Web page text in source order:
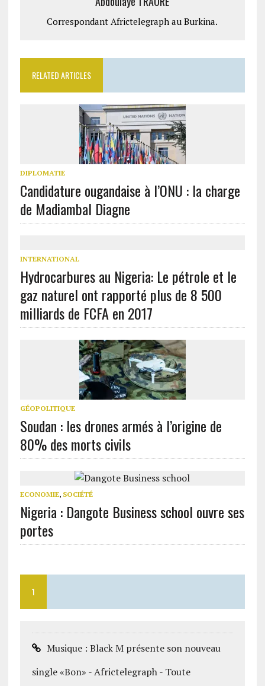
Correspondant Africtelegraph au Burkina.
RELATED ARTICLES
DIPLOMATIE
Candidature ougandaise à l’ONU : la charge
de Madiambal Diagne
INTERNATIONAL
Hydrocarbures au Nigeria: Le pétrole et le
gaz naturel ont rapporté plus de 8 500
milliards de FCFA en 2017
GÉOPOLITIQUE
Soudan : les drones armés à l’origine de
80% des morts civils
ECONOMIE, SOCIÉTÉ
Nigeria : Dangote Business school ouvre ses
portes
1
Musique : Black M présente son nouveau
single «Bon» - Africtelegraph - Toute